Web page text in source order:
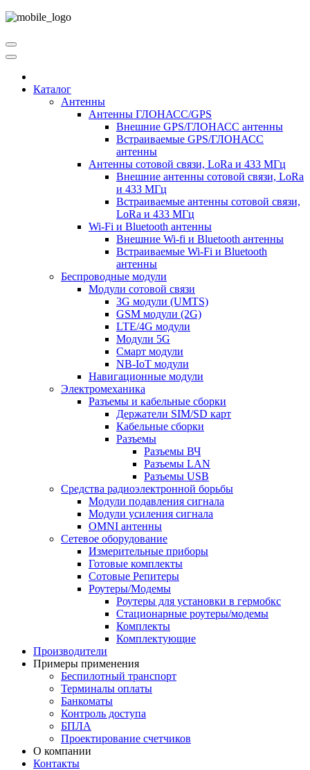
Каталог
Антенны
Антенны ГЛОНАСС/GPS
Внешние GPS/ГЛОНАСС антенны
Встраиваемые GPS/ГЛОНАСС
антенны
Антенны сотовой связи, LoRa и 433 МГц
Внешние антенны сотовой связи, LoRa
и 433 МГц
Встраиваемые антенны сотовой связи,
LoRa и 433 МГц
Wi-Fi и Bluetooth антенны
Внешние Wi-fi и Bluetooth антенны
Встраиваемые Wi-Fi и Bluetooth
антенны
Беспроводные модули
Модули сотовой связи
3G модули (UMTS)
GSM модули (2G)
LTE/4G модули
Модули 5G
Смарт модули
NB-IoT модули
Навигационные модули
Электромеханика
Разъемы и кабельные сборки
Держатели SIM/SD карт
Кабельные сборки
Разъемы
Разъемы ВЧ
Разъемы LAN
Разъемы USB
Средства радиоэлектронной борьбы
Модули подавления сигнала
Модули усиления сигнала
OMNI антенны
Сетевое оборудование
Измерительные приборы
Готовые комплекты
Сотовые Репитеры
Роутеры/Модемы
Роутеры для установки в гермобкс
Стационарные роутеры/модемы
Комплекты
Комплектующие
Производители
Примеры применения
Беспилотный транспорт
Терминалы оплаты
Банкоматы
Контроль доступа
БПЛА
Проектирование счетчиков
О компании
Контакты